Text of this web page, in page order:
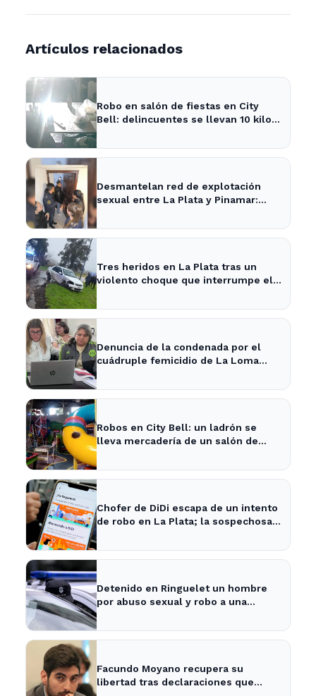
Artículos relacionados
Robo en salón de fiestas en City
Bell: delincuentes se llevan 10 kilos
Desmantelan red de explotación
sexual entre La Plata y Pinamar:
Tres heridos en La Plata tras un
violento choque que interrumpe el
Denuncia de la condenada por el
cuádruple femicidio de La Loma
Robos en City Bell: un ladrón se
lleva mercadería de un salón de
Chofer de DiDi escapa de un intento
de robo en La Plata; la sospechosa
Detenido en Ringuelet un hombre
por abuso sexual y robo a una
Facundo Moyano recupera su
libertad tras declaraciones que